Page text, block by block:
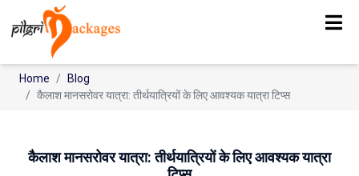
Home
Blog
कैलाश मानसरोवर यात्रा: तीर्थयात्रियों के लिए आवश्यक यात्रा टिप्स
कैलाश मानसरोवर यात्रा: तीर्थयात्रियों के लिए आवश्यक यात्रा